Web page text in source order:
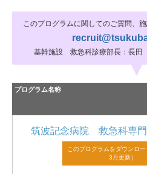
このプログラムに関してのご質問、
基幹施設 救急科診療部長：長
プログラム名称
筑波記念病院 救急科専門